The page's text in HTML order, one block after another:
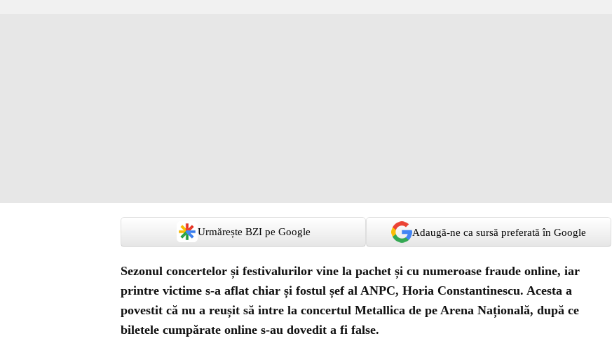
Urmărește BZI pe Google Adaugă-ne ca sursă preferată în Google
Sezonul concertelor și festivalurilor vine la pachet și cu numeroase fraude online, iar
printre victime s-a aflat chiar și fostul șef al ANPC, Horia Constantinescu. Acesta a
povestit că nu a reușit să intre la concertul Metallica de pe Arena Națională, după ce
biletele cumpărate online s-au dovedit a fi false.